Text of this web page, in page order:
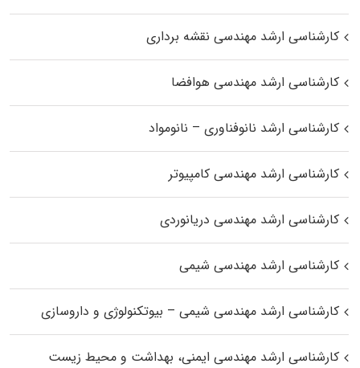
کارشناسی ارشد مهندسی نقشه برداری
کارشناسی ارشد مهندسی هوافضا
کارشناسی ارشد نانوفناوری – نانومواد
کارشناسی ارشد مهندسی کامپیوتر
کارشناسی ارشد مهندسی دریانوردی
کارشناسی ارشد مهندسی شیمی
کارشناسی ارشد مهندسی شیمی – بیوتکنولوژی و داروسازی
کارشناسی ارشد مهندسی ایمنی، بهداشت و محیط زیست